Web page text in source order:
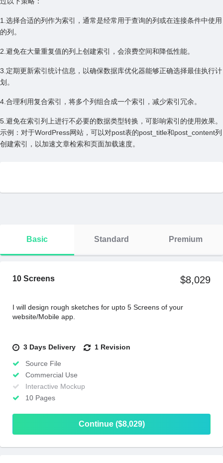
1.选择合适的列作为索引，通常是经常⽤于查询的列或在连接条件中使⽤
的列。
2.避免在⼤量重复值的列上创建索引，会浪费空间和降低性能。
3.定期更新索引统计信息，以确保数据库优化器能够正确选择最佳执⾏计
划。
4.合理利⽤复合索引，将多个列组合成⼀个索引，减少索引冗余。
5.避免在索引列上进⾏不必要的数据类型转换，可影响索引的使⽤效果。
⽰例：对于WordPress⽹站，可以对post表的post_title和post_content列
创建索引，以加速⽂章检索和页⾯加载速度。
Basic Standard Premium
10 Screens $8,029
I will design rough sketches for upto 5 Screens of your
website/Mobile app.
3 Days Delivery 1 Revision
Source File
Commercial Use
Interactive Mockup
10 Pages
Continue ($8,029)